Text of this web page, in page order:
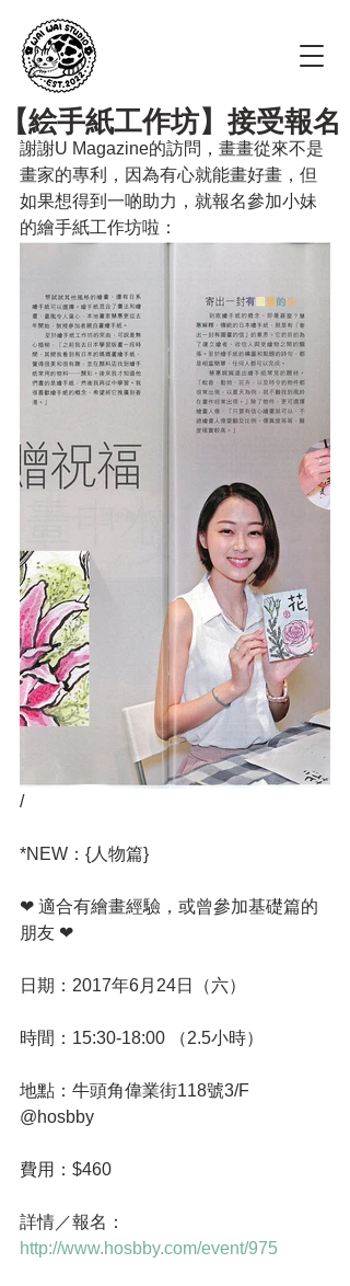
【絵手紙工作坊】接受報名
謝謝U Magazine的訪問，畫畫從來不是
畫家的專利，因為有心就能畫好畫，但
如果想得到一啲助力，就報名參加小妹
的繪手紙工作坊啦：
/
*NEW：{人物篇}
❤ 適合有繪畫經驗，或曾參加基礎篇的
朋友 ❤
日期：2017年6月24日（六）
時間：15:30-18:00 （2.5小時）
地點：牛頭角偉業街118號3/F
@hosbby
費用：$460
詳情／報名：
http://www.hosbby.com/event/975